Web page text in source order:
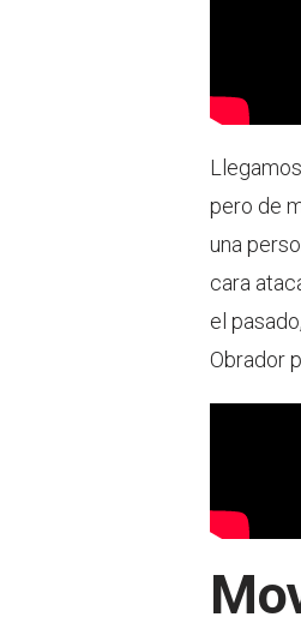
pero de
una
cara
el
Obrador